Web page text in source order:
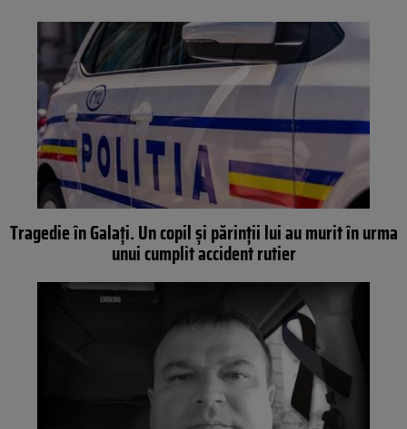
Tragedie în Galați. Un copil și părinții lui au murit în urma
unui cumplit accident rutier